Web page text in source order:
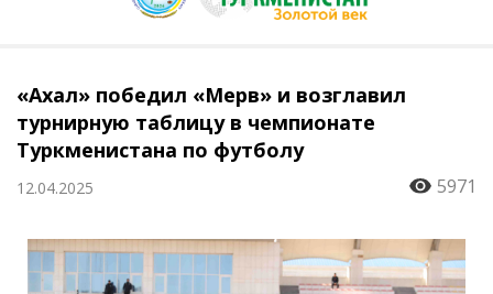
«Ахал» победил «Мерв» и возглавил
турнирную таблицу в чемпионате
Туркменистана по футболу
12.04.2025 5971